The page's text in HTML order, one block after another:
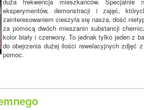
eksperymentów, demonstracji i zajęć,
zainteresowaniem cieszyła się nasza, dość
za pomocą dwóch mieszanin substancji
kolor biały i czerwony. To jednak tylko jeden z
do obejrzenia dużej ilości rewelacyjnych zdjęć
pomoc.